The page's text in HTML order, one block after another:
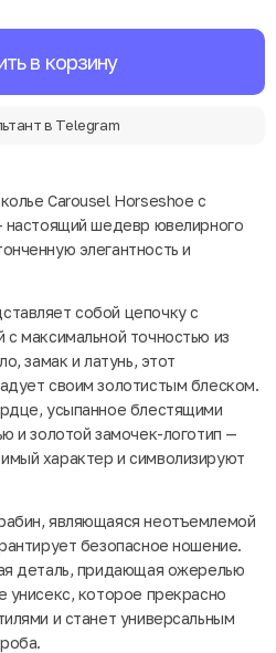
в корзину
в Telegram
Carousel Horseshoe с
настоящий шедевр ювелирного
элегантность и
собой цепочку с
максимальной точностью из
замак и латунь, этот
своим золотистым блеском.
усыпанное блестящими
и золотой замочек-логотип —
характер и символизируют
являющаяся неотъемлемой
безопасное ношение.
деталь, придающая ожерелью
унисекс, которое прекрасно
и станет универсальным